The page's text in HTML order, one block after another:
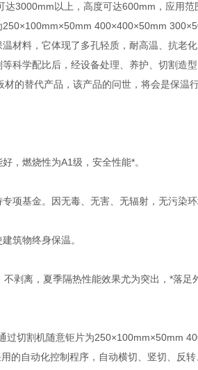
3000mm以上，高度可达600mm，应用
400×400×50mm
材料，它体现了多孔轻质，耐高温、抗老
科学配比后，经设备处理、养护、切割造
的替代产品，该产品的问世，将会是保温
，燃烧性为A1级，安全性能*。
项基金。因无毒、无害、无辐射，无污染环
筑物终身保温。
剥离，夏季隔热性能效果尤为突出，*落
切割机随意钜片为250×100mm×50mm
的自动化控制程序，自动横切、竖切、反